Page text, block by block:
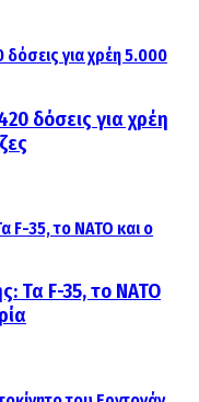
δόσεις για χρέη
Τα F-35, το ΝΑΤΟ